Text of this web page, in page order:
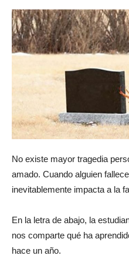
No existe mayor tragedia
amado. Cuando alguien
inevitablemente impacta a la
En la letra de abajo, la
nos comparte qué ha
hace un año.